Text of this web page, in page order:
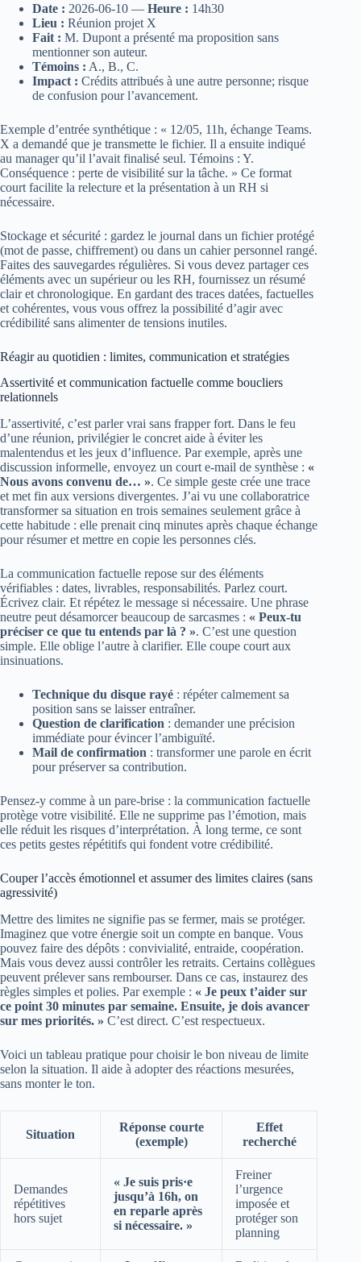
Date : 2026‑06‑10 — Heure : 14h30
Lieu : Réunion projet X
Fait : M. Dupont a présenté ma proposition sans
mentionner son auteur.
Témoins : A., B., C.
Impact : Crédits attribués à une autre personne; risque
de confusion pour l’avancement.
Exemple d’entrée synthétique : « 12/05, 11h, échange Teams.
X a demandé que je transmette le fichier. Il a ensuite indiqué
au manager qu’il l’avait finalisé seul. Témoins : Y.
Conséquence : perte de visibilité sur la tâche. » Ce format
court facilite la relecture et la présentation à un RH si
nécessaire.
Stockage et sécurité : gardez le journal dans un fichier protégé
(mot de passe, chiffrement) ou dans un cahier personnel rangé.
Faites des sauvegardes régulières. Si vous devez partager ces
éléments avec un supérieur ou les RH, fournissez un résumé
clair et chronologique. En gardant des traces datées, factuelles
et cohérentes, vous vous offrez la possibilité d’agir avec
crédibilité sans alimenter de tensions inutiles.
Réagir au quotidien : limites, communication et stratégies
Assertivité et communication factuelle comme boucliers
relationnels
L’assertivité, c’est parler vrai sans frapper fort. Dans le feu
d’une réunion, privilégier le concret aide à éviter les
malentendus et les jeux d’influence. Par exemple, après une
discussion informelle, envoyez un court e‑mail de synthèse : «
Nous avons convenu de… ». Ce simple geste crée une trace
et met fin aux versions divergentes. J’ai vu une collaboratrice
transformer sa situation en trois semaines seulement grâce à
cette habitude : elle prenait cinq minutes après chaque échange
pour résumer et mettre en copie les personnes clés.
La communication factuelle repose sur des éléments
vérifiables : dates, livrables, responsabilités. Parlez court.
Écrivez clair. Et répétez le message si nécessaire. Une phrase
neutre peut désamorcer beaucoup de sarcasmes : « Peux‑tu
préciser ce que tu entends par là ? ». C’est une question
simple. Elle oblige l’autre à clarifier. Elle coupe court aux
insinuations.
Technique du disque rayé : répéter calmement sa
position sans se laisser entraîner.
Question de clarification : demander une précision
immédiate pour évincer l’ambiguïté.
Mail de confirmation : transformer une parole en écrit
pour préserver sa contribution.
Pensez-y comme à un pare‑brise : la communication factuelle
protège votre visibilité. Elle ne supprime pas l’émotion, mais
elle réduit les risques d’interprétation. À long terme, ce sont
ces petits gestes répétitifs qui fondent votre crédibilité.
Couper l’accès émotionnel et assumer des limites claires (sans
agressivité)
Mettre des limites ne signifie pas se fermer, mais se protéger.
Imaginez que votre énergie soit un compte en banque. Vous
pouvez faire des dépôts : convivialité, entraide, coopération.
Mais vous devez aussi contrôler les retraits. Certains collègues
peuvent prélever sans rembourser. Dans ce cas, instaurez des
règles simples et polies. Par exemple : « Je peux t’aider sur
ce point 30 minutes par semaine. Ensuite, je dois avancer
sur mes priorités. » C’est direct. C’est respectueux.
Voici un tableau pratique pour choisir le bon niveau de limite
selon la situation. Il aide à adopter des réactions mesurées,
sans monter le ton.
Situation
Réponse courte
(exemple)
Effet
recherché
Demandes
répétitives
hors sujet
« Je suis pris·e
jusqu’à 16h, on
en reparle après
si nécessaire. »
Freiner
l’urgence
imposée et
protéger son
planning